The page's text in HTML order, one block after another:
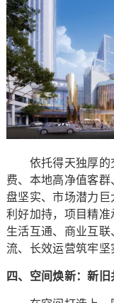
依托得天独厚的
费、本地高净值客
盘坚实、市场潜力
利好加持，项目精
生活互通、商业互联
流、长效运营筑牢坚
四、空间焕新：新